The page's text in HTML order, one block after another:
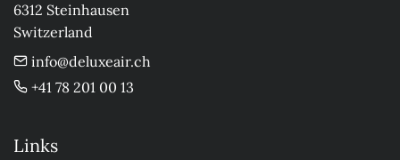
6312 Steinhausen
Switzerland
info@deluxeair.ch
+41 78 201 00 13
Links